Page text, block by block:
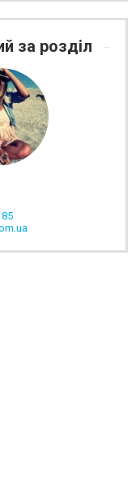
за розділ